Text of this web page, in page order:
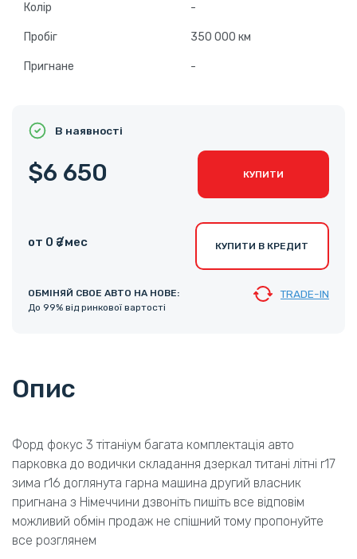
Колір -
Пробіг 350 000 км
Пригнане -
В наявності
$6 650 КУПИТИ
от 0 ₴ /мес КУПИТИ В КРЕДИТ
ОБМІНЯЙ СВОЕ АВТО НА НОВЕ:
До 99% від ринкової вартості
TRADE-IN
Опис
Форд фокус 3 тітаніум багата комплектація авто
парковка до водички складання дзеркал титані літні r17
зима r16 доглянута гарна машина другий власник
пригнана з Німеччини дзвоніть пишіть все відповім
можливий обмін продаж не спішний тому пропонуйте
все розглянем